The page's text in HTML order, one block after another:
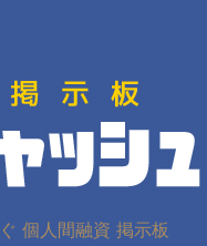
個人間融資 掲示板